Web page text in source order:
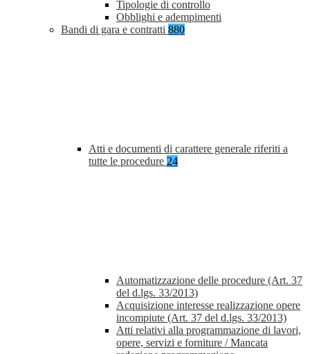
Tipologie di controllo
Obblighi e adempimenti
Bandi di gara e contratti 880
Atti e documenti di carattere generale riferiti a
tutte le procedure 24
Automatizzazione delle procedure (Art. 37
del d.lgs. 33/2013)
Acquisizione interesse realizzazione opere
incompiute (Art. 37 del d.lgs. 33/2013)
Atti relativi alla programmazione di lavori,
opere, servizi e forniture / Mancata